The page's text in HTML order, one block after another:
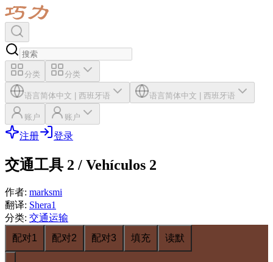
分类 分类
语言简体中文 | 西班牙语 语言简体中文 | 西班牙语
账户 账户
注册 登录
交通工具 2 / Vehículos 2
作者: marksmi
翻译: Shera1
分类: 交通运输
配对1
配对2 配对3 填充 读默